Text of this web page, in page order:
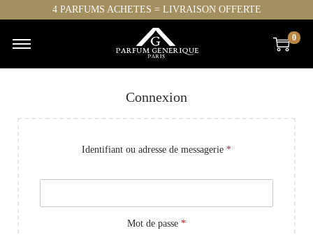
4 PARFUMS ACHETES = LIVRAISON OFFERTE
0
Connexion
Identifiant ou adresse de messagerie *
Mot de passe *